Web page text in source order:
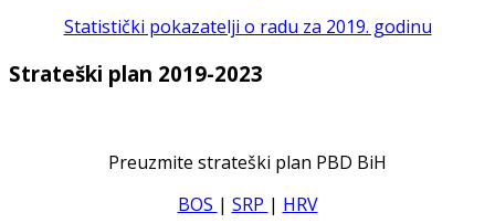
Statistički pokazatelji o radu za 2019. godinu
Strateški plan 2019-2023
Preuzmite strateški plan PBD BiH
BOS | SRP | HRV